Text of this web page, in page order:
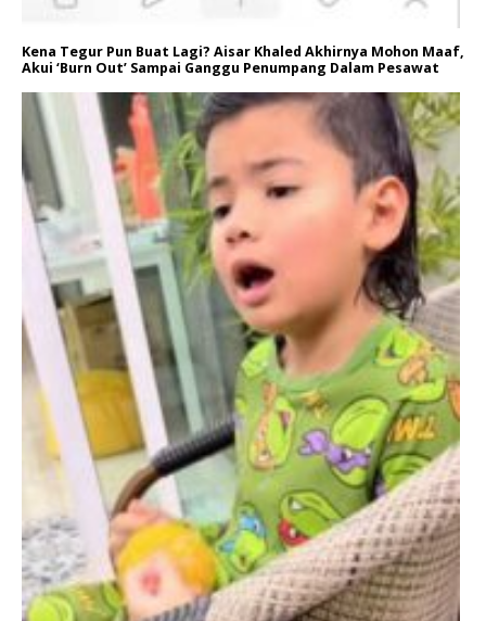
Kena Tegur Pun Buat Lagi? Aisar Khaled Akhirnya Mohon Maaf,
Akui ‘Burn Out’ Sampai Ganggu Penumpang Dalam Pesawat